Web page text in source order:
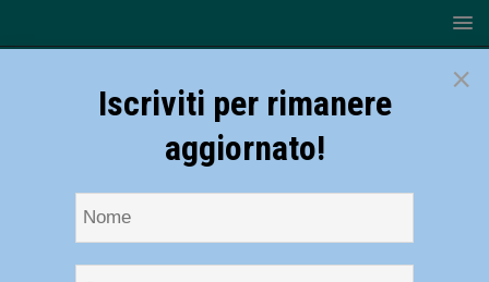
×
Iscriviti per rimanere
aggiornato!